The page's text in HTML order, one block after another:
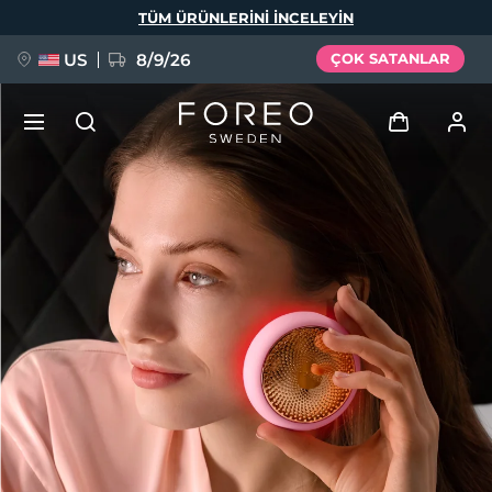
TÜM ÜRÜNLERINI INCELEYIN
US 8/9/26 ÇOK SATANLAR
Kullanici profi̇li̇
Cihazlarım
Siparişlerim
Adresim
Aboneliklerim
FAQ™ Pure Beauty-Tech Elixir
BREAKING NEWS
issa™ Teeth Whitening Set
Dil Seçimi
Deutsch
Español
Français
Italiano
Português
Polski
Svenska
Русский
Türkçe
简体中文 繁體中文